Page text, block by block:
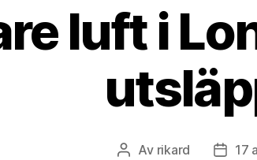
luft i
Inläggsförfattare
Av rikard 17